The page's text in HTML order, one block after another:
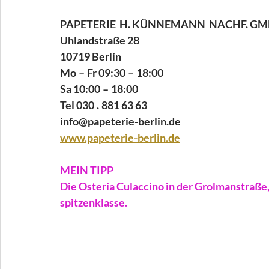
PAPETERIE  H. KÜNNEMANN  NACHF.
Uhlandstraße 28
10719 Berlin
Mo – Fr 09:30 – 18:00
Sa 10:00 – 18:00
Tel 030 . 881 63 63
info@papeterie-berlin.de
www.papeterie-berlin.de
MEIN TIPP
Die Osteria Culaccino in der
spitzenklasse.